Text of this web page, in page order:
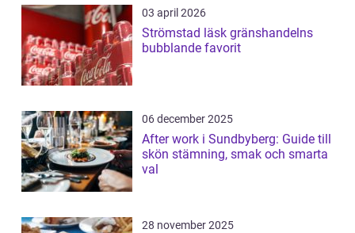
03 april 2026
Strömstad läsk gränshandelns
bubblande favorit
06 december 2025
After work i Sundbyberg: Guide till
skön stämning, smak och smarta
val
28 november 2025